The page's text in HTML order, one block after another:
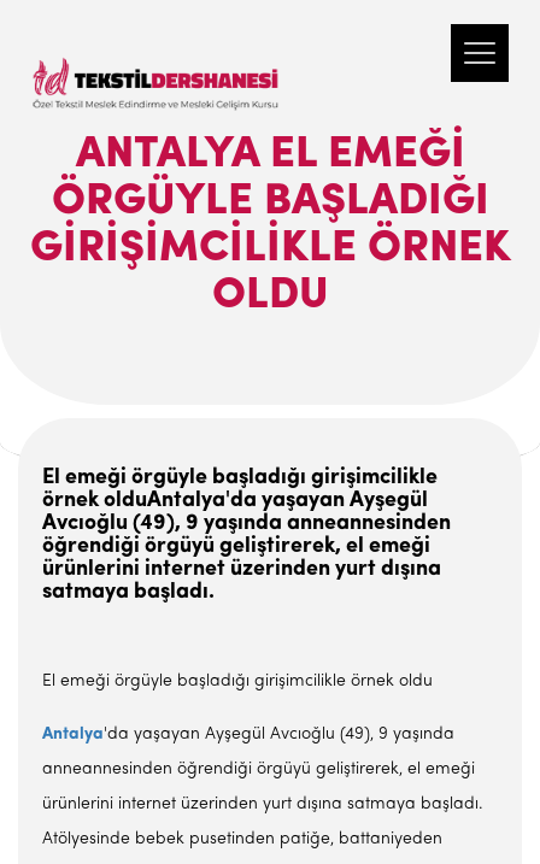
ANTALYA EL EMEĞI
ÖRGÜYLE BAŞLADIĞI
GIRIŞIMCILIKLE ÖRNEK
OLDU
El emeği örgüyle başladığı girişimcilikle
örnek olduAntalya'da yaşayan Ayşegül
Avcıoğlu (49), 9 yaşında anneannesinden
öğrendiği örgüyü geliştirerek, el emeği
ürünlerini internet üzerinden yurt dışına
satmaya başladı.
El emeği örgüyle başladığı girişimcilikle örnek oldu
Antalya'da yaşayan Ayşegül Avcıoğlu (49), 9 yaşında
anneannesinden öğrendiği örgüyü geliştirerek, el emeği
ürünlerini internet üzerinden yurt dışına satmaya başladı.
Atölyesinde bebek pusetinden patiğe, battaniyeden